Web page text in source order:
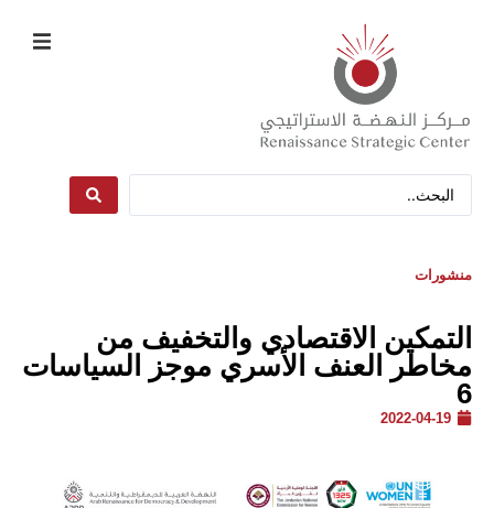
منشورات
التمكين الاقتصادي والتخفيف من
مخاطر العنف الأسري موجز السياسات
6
2022-04-19